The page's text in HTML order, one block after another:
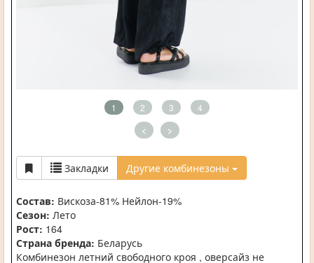
1 2 3 4
< >
Закладки Другие комбинезоны
Состав: Вискоза-81% Нейлон-19%
Сезон: Лето
Рост: 164
Страна бренда: Беларусь
Комбинезон летний свободного кроя , оверсайз не